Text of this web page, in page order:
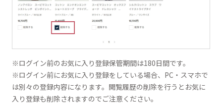
※ログイン前のお気に入り登録保管期間は180日間です。
※ログイン前にお気に入り登録をしている場合、PC・スマホで
は別々の登録内容になります。閲覧履歴の削除を行うとお気に
入り登録も削除されますのでご注意ください。